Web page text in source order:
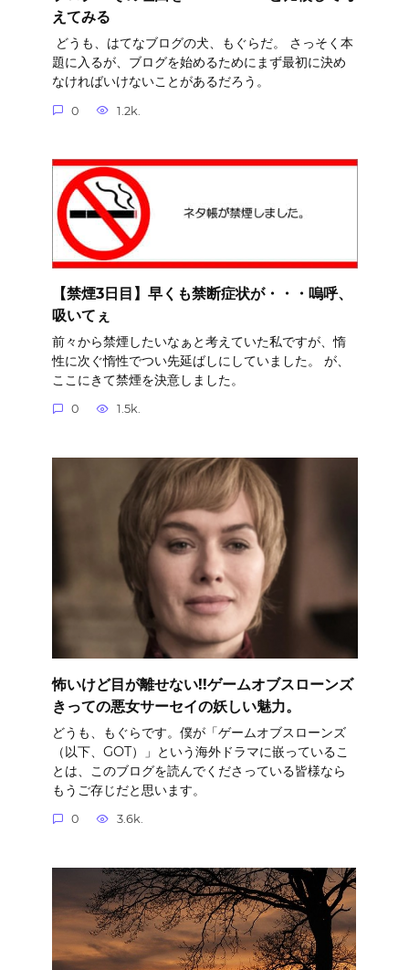
えてみる
どうも、はてなブログの犬、もぐらだ。 さっそく本
題に入るが、ブログを始めるためにまず最初に決め
なければいけないことがあるだろう。
0 1.2k.
【禁煙3日目】早くも禁断症状が・・・嗚呼、
吸いてぇ
前々から禁煙したいなぁと考えていた私ですが、惰
性に次ぐ惰性でつい先延ばしにしていました。 が、
ここにきて禁煙を決意しました。
0 1.5k.
怖いけど目が離せない!!ゲームオブスローンズ
きっての悪女サーセイの妖しい魅力。
どうも、もぐらです。僕が「ゲームオブスローンズ
（以下、GOT）」という海外ドラマに嵌っているこ
とは、このブログを読んでくださっている皆様なら
もうご存じだと思います。
0 3.6k.